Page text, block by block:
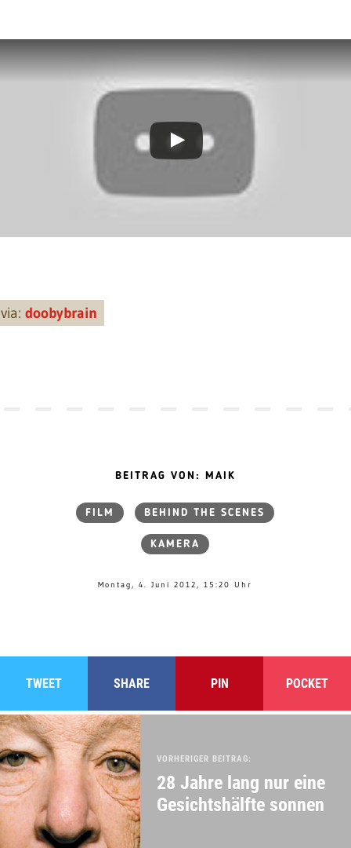
via: doobybrain
BEITRAG VON: MAIK
FILM BEHIND THE SCENES
KAMERA
Montag, 4. Juni 2012, 15:20 Uhr
TWEET SHARE PIN POCKET
VORHERIGER BEITRAG:
28 Jahre lang nur eine
Gesichtshälfte sonnen